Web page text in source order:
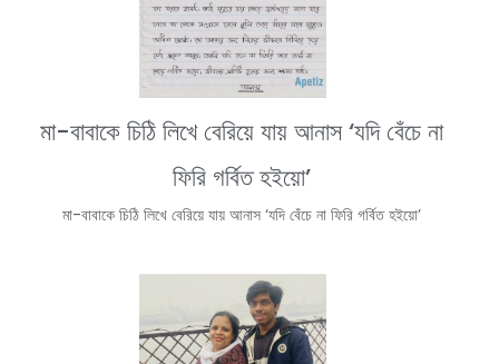
মা-বাবাকে চিঠি লিখে বেরিয়ে যায় আনাস ‘যদি বেঁচে না
ফিরি গর্বিত হইয়ো’
মা-বাবাকে চিঠি লিখে বেরিয়ে যায় আনাস ‘যদি বেঁচে না ফিরি গর্বিত হইয়ো’